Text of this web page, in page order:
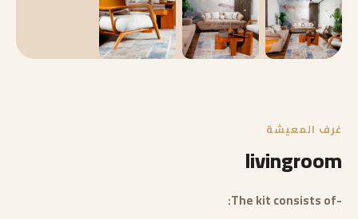
غرف المعيشة
livingroom
-The kit consists of: